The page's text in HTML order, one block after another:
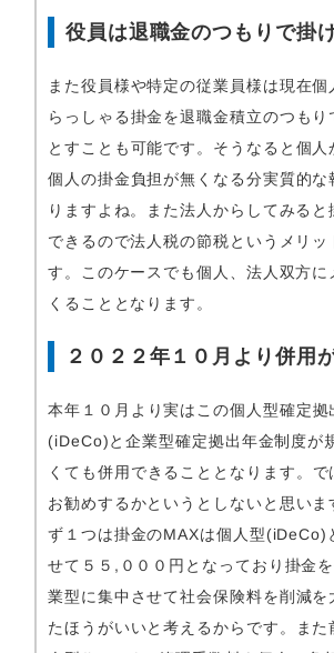
役員は退職金のつもりで掛
また役員様や特定の従業員様は現在
らっしゃる掛金を退職金積立のつもり
とすことも可能です。そうなると個
個人の掛金負担が無くなる分実質的な
りますよね。また法人からしてみると
できるので法人税の節税というメリッ
す。このケースでも個人、法人双方に
くることとなります。
２０２２年１０月より併用
本年１０月より実はこの個人型確定拠
(iDeCo)と企業型確定拠出年金制度が
くても併用できることとなります。で
お勧めするかというとしないと思いま
ず１つは掛金のMAXは個人型(iDeCo)
せて５５,０００円となっており掛金
業型に集中させて社会保険料を削減を
たほうがいいと考えるからです。また